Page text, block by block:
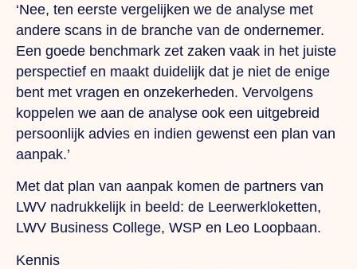
‘Nee, ten eerste vergelijken we de analyse met
andere scans in de branche van de ondernemer.
Een goede benchmark zet zaken vaak in het juiste
perspectief en maakt duidelijk dat je niet de enige
bent met vragen en onzekerheden. Vervolgens
koppelen we aan de analyse ook een uitgebreid
persoonlijk advies en indien gewenst een plan van
aanpak.’
Met dat plan van aanpak komen de partners van
LWV nadrukkelijk in beeld: de Leerwerkloketten,
LWV Business College, WSP en Leo Loopbaan.
Kennis